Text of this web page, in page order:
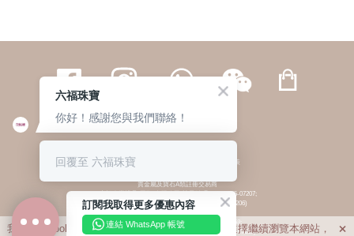
繁體 | 簡体
© 六福集團 版權所有 不得轉載 私隱政策
貴金屬及寶石A類註冊交易商
(六福企業禮品(國際)有限公司-註冊號碼:A-B-24-05-07207;
六福電子商貿有限公司-註冊號碼:A-B-24-05-07206)
貴金屬及寶石B類註冊交易商
(六福集團有限公司-註冊號碼:B-B-24-05-07258;
六福珠寶金行(香港)有限公司-註冊號碼:B-B-24-05-07259)
我們利用cookies為您提供最佳的瀏覽體驗。若您選擇繼續瀏覽本網站， 
訂閱我取得更多優惠內容
連結 WhatsApp 帳號
六福珠寶
你好！感謝您與我們聯絡！
回覆至 六福珠寶